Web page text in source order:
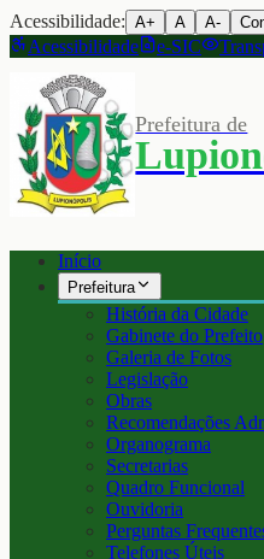
Acessibilidade: A+ A A-
Acessibilidade
e-SIC
Prefeitura de
Início
Prefeitura
História da Cidade
Gabinete do Prefeito
Galeria de Fotos
Legislação
Obras
Recomendações
Organograma
Secretarias
Quadro Funcional
Ouvidoria
Perguntas
Telefones Úteis